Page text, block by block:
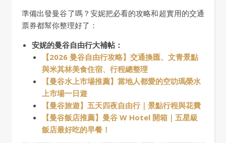
準備出發曼谷了嗎？安妮把必看的攻略和超實用的交通
票券都幫你整理好了：
安妮的曼谷自由行大補帖：
【2026 曼谷自由行攻略】交通換匯、文青景點
與米其林美食住宿、行程總整理
【曼谷水上市場推薦】當地人都愛的空叻瑪榮水
上市場一日遊
【曼谷旅遊】五天四夜自由行｜景點行程與花費
【曼谷飯店推薦】曼谷 W Hotel 開箱｜五星級
飯店最好吃的早餐！